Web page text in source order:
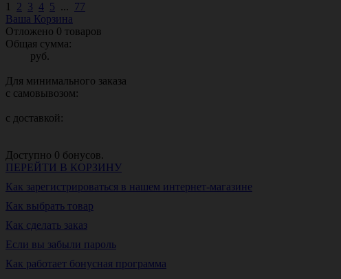
1 2 3 4 5 ... 77
Ваша Корзина
Отложено 0 товаров
Общая сумма:
руб.
Для минимального заказа
с самовывозом:
с доставкой:
Доступно 0 бонусов.
ПЕРЕЙТИ В КОРЗИНУ
Как зарегистрироваться в нашем интернет-магазине
Как выбрать товар
Как сделать заказ
Если вы забыли пароль
Как работает бонусная программа